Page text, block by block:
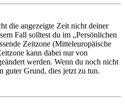
die angezeigte Zeit nicht deiner
Fall solltest du im „Persönlichen
Zeitzone (Mitteleuropäische
kann dabei nur von
werden. Wenn du noch nicht
guter Grund, dies jetzt zu tun.